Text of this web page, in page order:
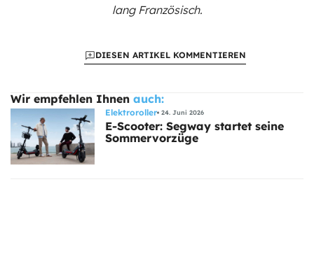
lang Französisch.
DIESEN ARTIKEL KOMMENTIEREN
Wir empfehlen Ihnen auch:
Elektroroller 24. Juni 2026
E-Scooter: Segway startet seine
Sommervorzüge